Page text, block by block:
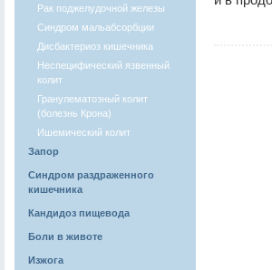
Рак поджелудочной железы
Синдром мальабсорбции
Дисбактериоз кишечника
Неспецифический язвенный
колит
Гранулематозный колит
(болезнь Крона)
Ишемический колит
Запор
Синдром раздраженного
кишечника
Кандидоз пищевода
Боли в животе
Изжога